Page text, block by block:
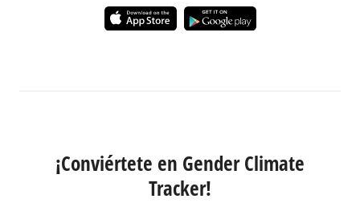
¡Conviértete en Gender Climate
Tracker!